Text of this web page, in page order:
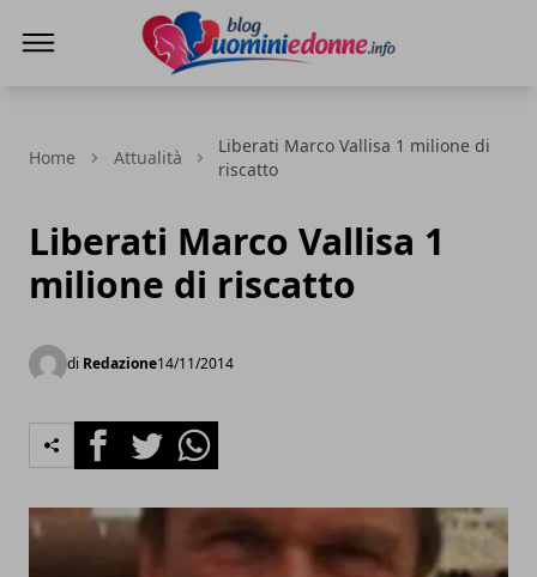
Home Attualità
Liberati Marco Vallisa 1 milione di
riscatto
Liberati Marco Vallisa 1
milione di riscatto
di Redazione14/11/2014
FacebookTwitterWhatsapp